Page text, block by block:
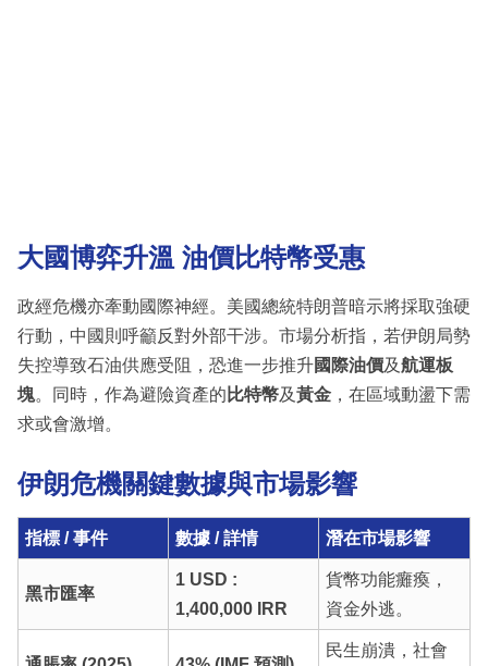
大國博弈升溫 油價比特幣受惠
政經危機亦牽動國際神經。美國總統特朗普暗示將採取強硬
行動，中國則呼籲反對外部干涉。市場分析指，若伊朗局勢
失控導致石油供應受阻，恐進一步推升國際油價及航運板
塊。同時，作為避險資產的 比特幣及黃金 ，在區域動盪下需
求或會激增。
伊朗危機關鍵數據與市場影響
指標 / 事件 數據 / 詳情 潛在市場影響
黑市匯率
1 USD :
1,400,000 IRR
貨幣功能癱瘓，
資金外逃。
民生崩潰，社會